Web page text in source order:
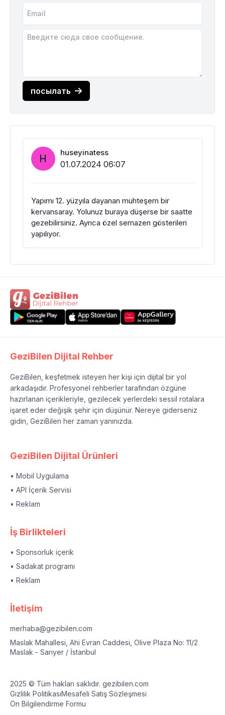
посылать
H huseyinatess
01.07.2024 06:07
Yapımı 12. yüzyıla dayanan muhteşem bir
kervansaray. Yolunuz buraya düşerse bir saatte
gezebilirsiniz. Ayrıca özel semazen gösterileri
yapılıyor.
GeziBilen Dijital Rehber
GeziBilen, keşfetmek isteyen her kişi için dijital bir yol
arkadaşıdır. Profesyonel rehberler tarafından özgüne
hazırlanan içerikleriyle, gezilecek yerlerdeki sessil rotalara
işaret eder değişik şehir için düşünür. Nereye giderseniz
gidin, GeziBilen her zaman yanınızda.
GeziBilen Dijital Ürünleri
• Mobil Uygulama
• API İçerik Servisi
• Reklam
İş Birlikteleri
• Sponsorluk içerik
• Sadakat programı
• Reklam
İletişim
merhaba@gezibilen.com
Maslak Mahallesi, Ahi Evran Caddesi, Olive Plaza No: 11/2
Maslak - Sarıyer / İstanbul
2025 © Tüm hakları saklıdır. gezibilen.com
Gizlilik PolitikasıMesafeli Satış Sözleşmesi
Ön Bilgilendirme Formu